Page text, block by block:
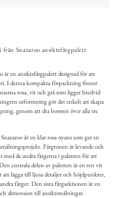
Snazaroo ansiktsfärgpalett
en ansiktsfärgpalett designad för att
I denna kompakta förpackning finner
rosa, vit och grå som ligger bredvid
utformning gör det enkelt att skapa
genom att dra borsten över alla tre
är en klar rosa nyans som ger en
Färgtonen är levande och
med de andra färgerna i paletten för att
centrala delen av paletten är en ren vit
lägga till ljusa detaljer och höjdpunkter,
färger. Den sista färgsektionen är en
dimension till ansiktsmålningar.